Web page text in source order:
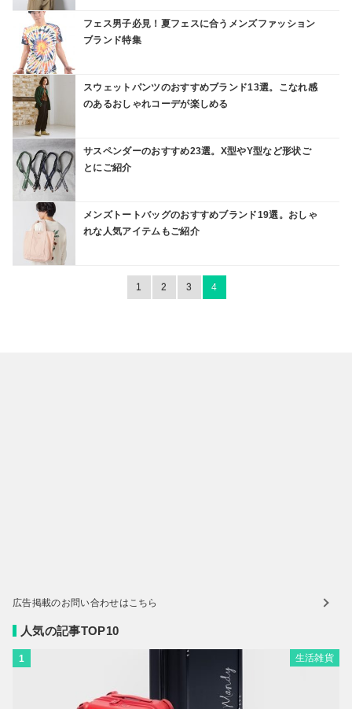
フェス男子必見！夏フェスに合うメンズファッション
ブランド特集
スウェットパンツのおすすめブランド13選。こなれ感
のあるおしゃれコーデが楽しめる
サスペンダーのおすすめ23選。X型やY型など形状ご
とにご紹介
メンズトートバッグのおすすめブランド19選。おしゃ
れな人気アイテムもご紹介
1 2 3 4
広告掲載のお問い合わせはこちら
人気の記事TOP10
1 生活雑貨